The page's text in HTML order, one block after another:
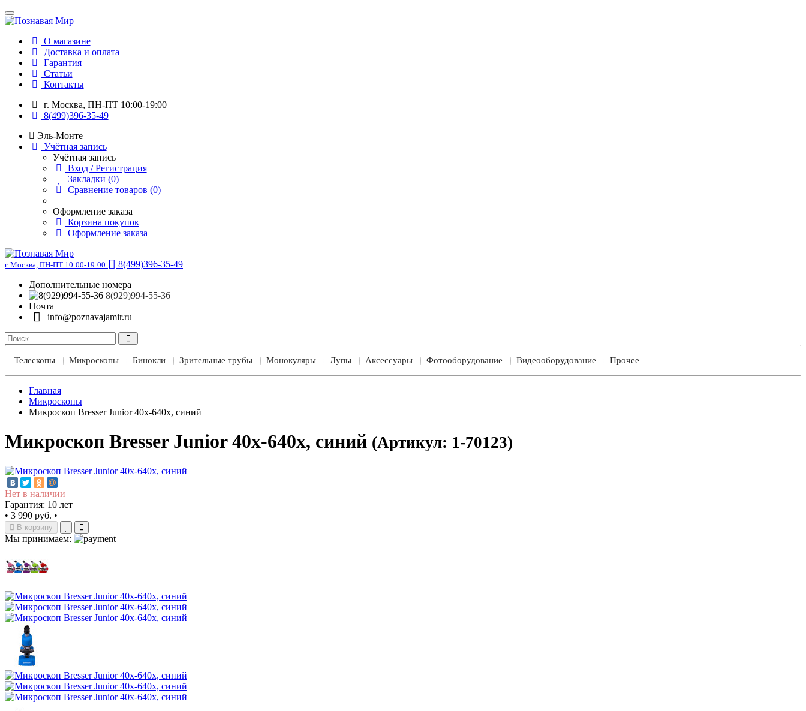
О магазине
Доставка и оплата
Гарантия
Статьи
Контакты
г. Москва, ПН-ПТ 10:00-19:00
8(499)396-35-49
Эль-Монте
Учётная запись
Учётная запись
Вход / Регистрация
Закладки (0)
Сравнение товаров (0)
Оформление заказа
Корзина покупок
Оформление заказа
г. Москва, ПН-ПТ 10:00-19:00
8(499)396-35-49
Дополнительные номера
8(929)994-55-36
Почта
info@poznavajamir.ru
Телескопы Микроскопы Бинокли Зрительные трубы Монокуляры Лупы Аксессуары Фотооборудование Видеооборудование Прочее
Главная
Микроскопы
Микроскоп Bresser Junior 40x-640x, синий
Микроскоп Bresser Junior 40x-640x, синий (Артикул: 1-70123)
Нет в наличии
Гарантия: 10 лет
• 3 990 руб. •
В корзину
Мы принимаем: